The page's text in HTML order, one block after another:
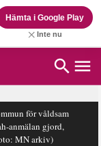
Hämta i Google Play
Inte nu
för våldsam
anmälan gjord,
MN arkiv)